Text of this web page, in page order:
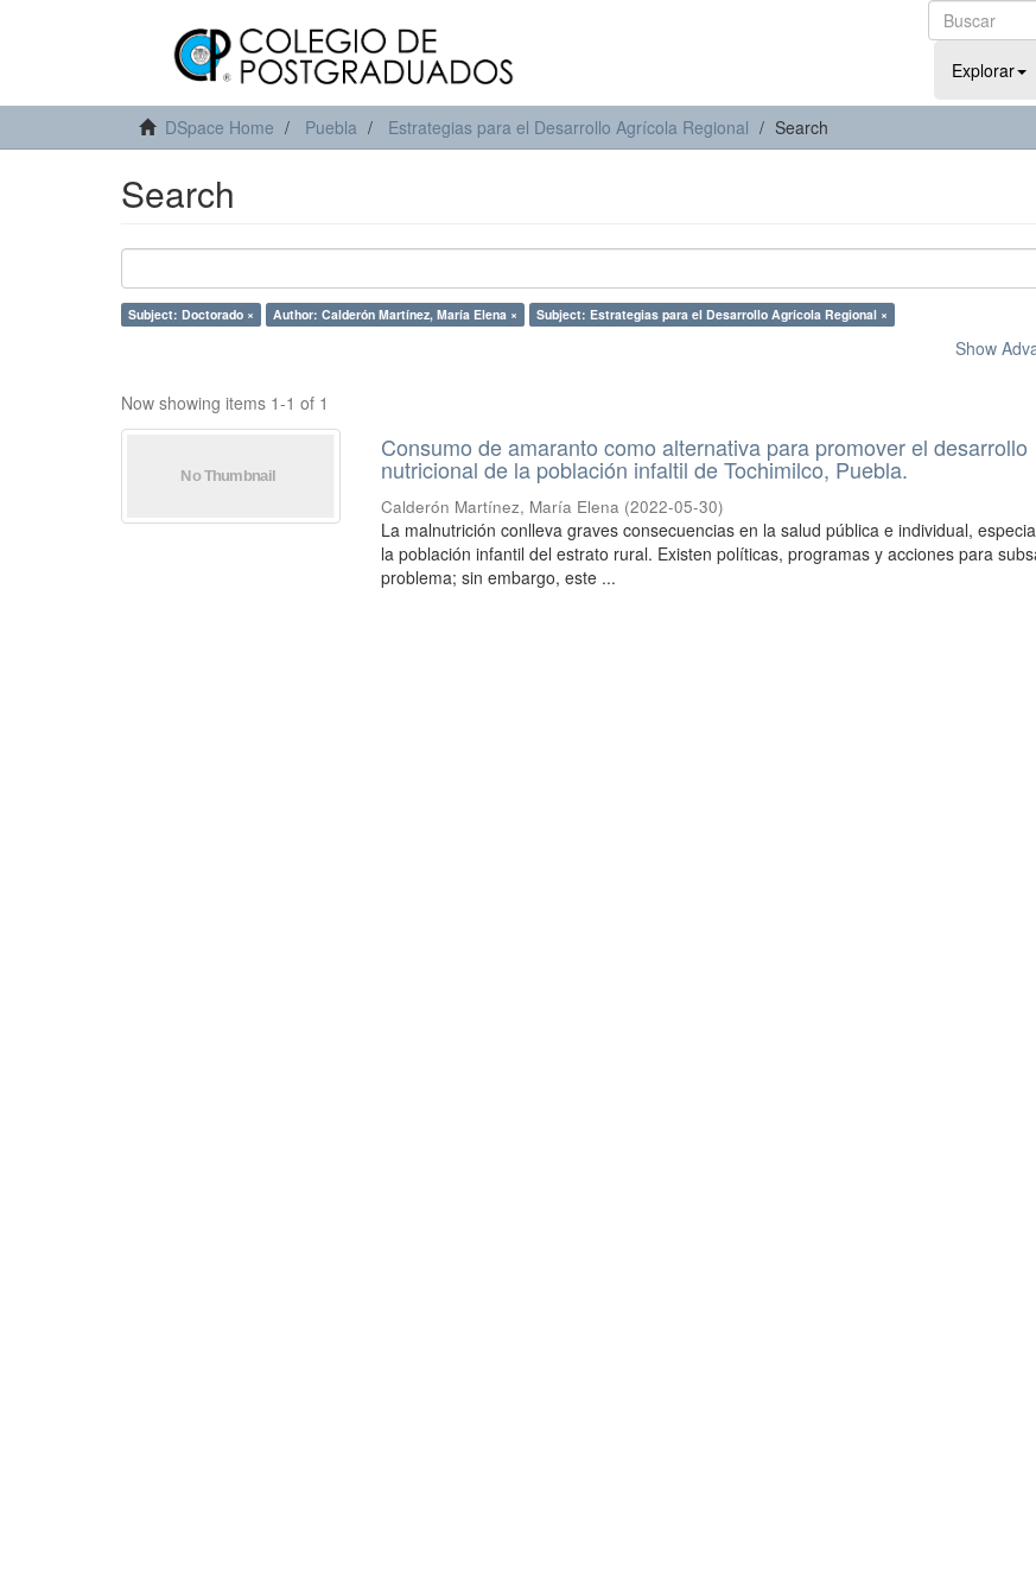
Explorar
DSpace Home Puebla Estrategias para el Desarrollo Agrícola Regional Search
Search
Subject: Doctorado × Author: Calderón Martínez, María Elena × Subject: Estrategias para el Desarrollo Agrícola Regional ×
Show
Now showing items 1-1 of 1
Consumo de amaranto como alternativa para promover el desarrollo
nutricional de la población infaltil de Tochimilco, Puebla.
Calderón Martínez, María Elena (2022-05-30)
La malnutrición conlleva graves consecuencias en la salud pública e individual,
la población infantil del estrato rural. Existen políticas, programas y acciones para
problema; sin embargo, este ...